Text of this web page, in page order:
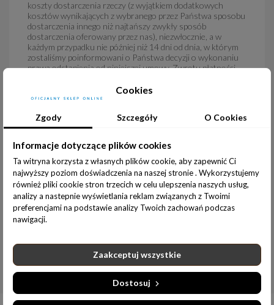
koszty dostarczenia rzeczy (z wyjątkiem dodatkowych
kosztów wynikających z wybranego przez Państwa sposobu
dostarczenia innego niż najtańszy zwykły sposób
dostarczenia oferowany przez nas), niezwłocznie, a w
każdym przypadku nie później niż 14 dni od dnia, w którym
zostaliśmy poinformowani o Państwa decyzji o wykonaniu
prawa odstąpienia od niniejszej umowy. Zwrotu płatności
jakie zostały przez Państwa użyte w pierwotnej transakcji,
chyba że wyraźnie zgodziliście się Państwo na inne
żadnych opłat w związku z tym zwrotem. Możemy
wstrzymać się ze zwrotem płatności do czasu otrzymania
rzeczy lub do czasu dostarczenia nam dowodu jej odesłania,
w zależności od tego, które zdarzenie nastąpi wcześniej.
Proszę odesłać lub przekazać nam rzecz niezwłocznie, a w
każdym razie nie później niż 14 dni od dnia, w którym
poinformowali nas Państwo o odstąpieniu od niniejszej
umowy. Termin jest zachowany, jeżeli odeślą Państwo rzecz
przed upływem terminu 14 dni. Będą Państwo musieli
ponieść bezpośrednie koszty zwrotu rzeczy. Odpowiadają
korzystania z niej w sposób inny niż było to konieczne do
stwierdzenia charakteru, cech i funkcjonowania rzeczy.
Cookies
Zgody Szczegóły O Cookies
Informacje dotyczące plików cookies
Ta witryna korzysta z własnych plików cookie, aby zapewnić Ci
najwyższy poziom doświadczenia na naszej stronie . Wykorzystujemy
również pliki cookie stron trzecich w celu ulepszenia naszych usług,
analizy a nastepnie wyświetlania reklam związanych z Twoimi
preferencjami na podstawie analizy Twoich zachowań podczas
nawigacji.
Dostosuj
Zaakceptuj wszystkie